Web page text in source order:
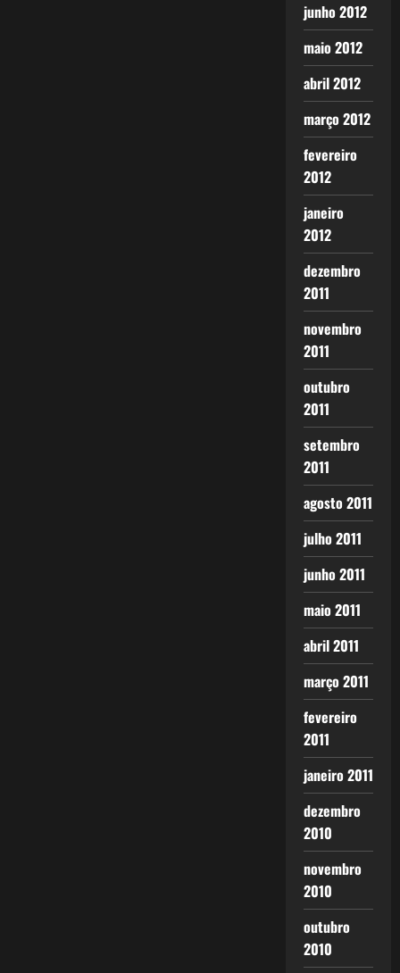
junho 2012
maio 2012
abril 2012
março 2012
fevereiro
2012
janeiro
2012
dezembro
2011
novembro
2011
outubro
2011
setembro
2011
agosto 2011
julho 2011
junho 2011
maio 2011
abril 2011
março 2011
fevereiro
2011
janeiro 2011
dezembro
2010
novembro
2010
outubro
2010